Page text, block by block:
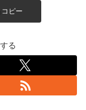
コピー
る